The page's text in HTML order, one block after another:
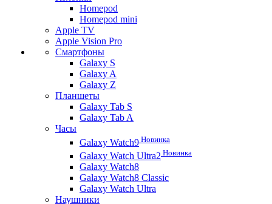
Homepod
Homepod mini
Apple TV
Apple Vision Pro
Смартфоны
Galaxy S
Galaxy A
Galaxy Z
Планшеты
Galaxy Tab S
Galaxy Tab A
Часы
Galaxy Watch9 Новинка
Galaxy Watch Ultra2 Новинка
Galaxy Watch8
Galaxy Watch8 Classic
Galaxy Watch Ultra
Наушники